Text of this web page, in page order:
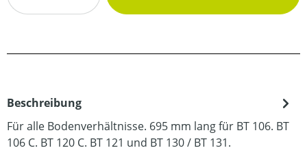
Beschreibung
Für alle Bodenverhältnisse. 695 mm lang für BT 106. BT
106 C. BT 120 C. BT 121 und BT 130 / BT 131.